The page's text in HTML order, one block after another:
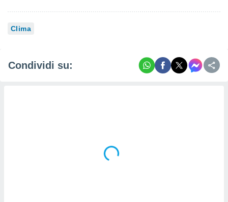
Clima
Condividi su: